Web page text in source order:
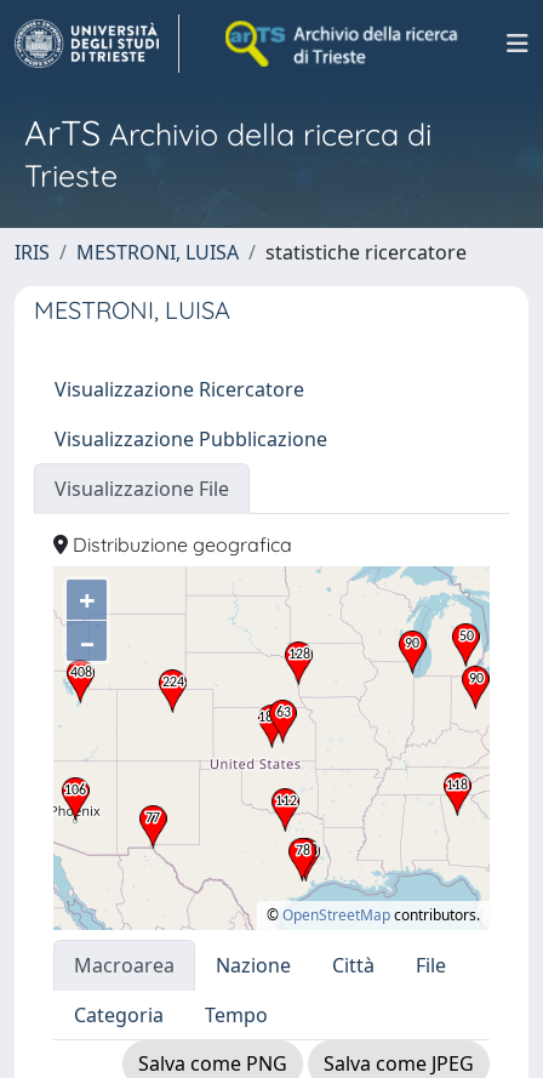
ArTS Archivio della ricerca di
Trieste
IRIS MESTRONI, LUISA statistiche ricercatore
MESTRONI, LUISA
Visualizzazione Ricercatore
Visualizzazione Pubblicazione
Visualizzazione File
Distribuzione geografica
+
–
©OpenStreetMapcontributors.
Macroarea Nazione Città
File
Categoria
Tempo
Salva come PNG
Salva come JPEG